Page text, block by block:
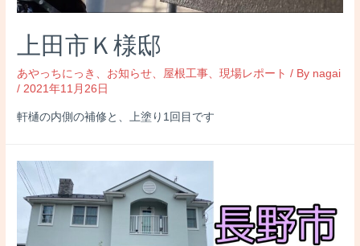
上田市Ｋ様邸
あやっちにっき お知らせ 屋根工事 、現場レポート / By nagai
/ 2021年11月26日
軒樋の内側の補修と、上塗り1回目です